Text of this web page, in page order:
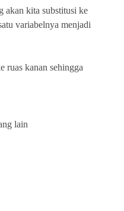
akan kita substitusi ke
variabelnya menjadi
ruas kanan sehingga
lain